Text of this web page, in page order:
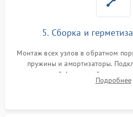
5. Сборка и
Монтаж всех узлов в обратном
пружины и амортизаторы.
надежной фиксацией
герметиком для предотвращения
Подробнее